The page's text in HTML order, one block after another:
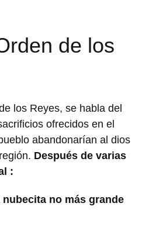
de los
los Reyes, se habla del
ofrecidos en el
abandonarían al dios
Después de varias
:
no más grande